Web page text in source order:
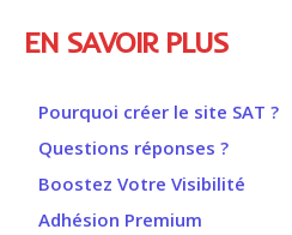
EN SAVOIR PLUS
Pourquoi créer le site SAT ?
Questions réponses ?
Boostez Votre Visibilité
Adhésion Premium